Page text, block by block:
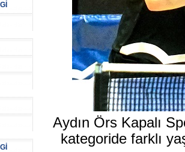
Aydın Örs Kapalı
kategoride farklı